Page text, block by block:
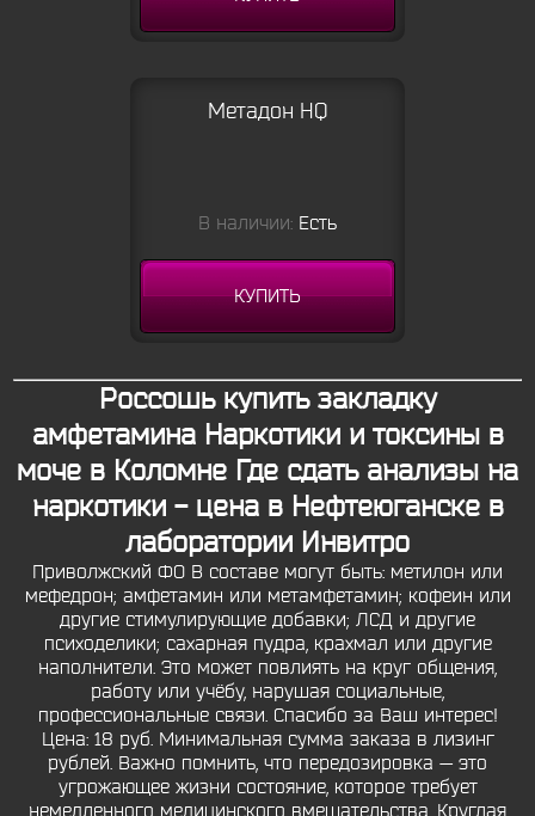
Метадон HQ
В наличии: Есть
КУПИТЬ
Россошь купить закладку
амфетамина Наркотики и токсины в
моче в Коломне Где сдать анализы на
наркотики - цена в Нефтеюганске в
лаборатории Инвитро
Приволжский ФО В составе могут быть: метилон или
мефедрон; амфетамин или метамфетамин; кофеин или
другие стимулирующие добавки; ЛСД и другие
психоделики; сахарная пудра, крахмал или другие
наполнители. Это может повлиять на круг общения,
работу или учёбу, нарушая социальные,
профессиональные связи. Спасибо за Ваш интерес!
Цена: 18 руб. Минимальная сумма заказа в лизинг
рублей. Важно помнить, что передозировка — это
угрожающее жизни состояние, которое требует
немедленного медицинского вмешательства. Круглая